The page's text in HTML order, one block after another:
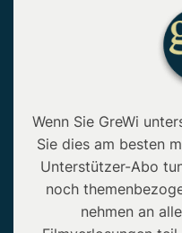
Wenn Sie GreWi
Sie dies am besten
Unterstützer-Abo
noch
nehmen an